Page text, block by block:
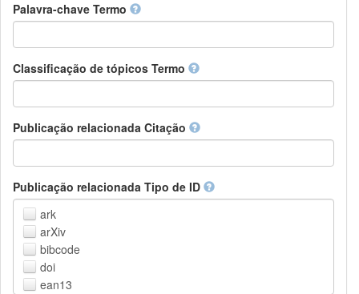
Ciências da Terra e do meio ambiente
Direito
Ciências matemáticas
Medicina, Saúde e Ciências da Vida
Ciências Sociais
Outros
Palavra-chave Termo
Classificação de tópicos Termo
Publicação relacionada Citação
Publicação relacionada Tipo de ID
ark
arXiv
bibcode
doi
ean13